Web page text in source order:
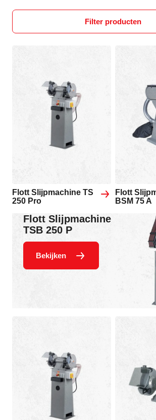
Filter producten
Flott
BSM 75 A
Flott Slijpmachine
TSB 250 P
Bekijken
Flott Slijpmachine TS
250 Pro